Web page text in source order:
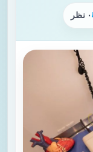
۰ نظر